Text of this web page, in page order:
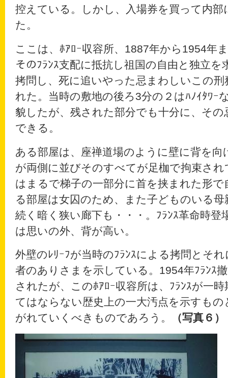
控えている。しかし、入場券を買って内
た。
ここは、ﾎｱﾛｰ収容所、1887年から1954年
そのﾌﾗﾝｽ支配に抵抗し祖国の自由と独立を
拷問し、死に追いやった忌まわしいこの
れた。当時の敷地の後ろ3分の２はﾊﾉｲﾀﾜｰ
貌したが、残された部分でも十分に、そ
できる。
ある部屋は、座禅道場のように壁に背を
が両側に並びそのすべてが足枷で拘束さ
はまるで梯子の一部分に首を挟まれた形
る部屋は女囚のため、また子どものいる
続く暗く狭い廊下も・・・。ﾌﾗﾝｽ革命時登
は思いの外、背が高い。
外壁のﾚﾘｰﾌが当時のﾌﾗﾝｽによる拷問とそ
者のありさまを示している。1954年ﾌﾗﾝｽ
されたが、このﾎｱﾛｰ収容所は、ﾌﾗﾝｽが一
てはならない歴史上の一大汚点を示すも
がれていくべきものであろう。
（写真６）